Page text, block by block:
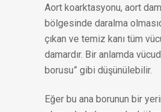
Aort koarktasyonu, aort
bölgesinde daralma
çıkan ve temiz kanı tüm
damardır. Bir anlamda
borusu” gibi düşünülebilir.
Eğer bu ana borunun bir